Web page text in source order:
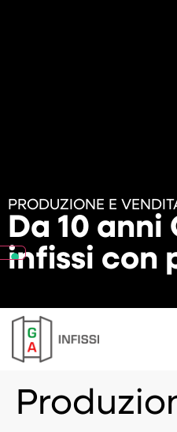
PRODUZIONE E
Da 10 anni
infissi con